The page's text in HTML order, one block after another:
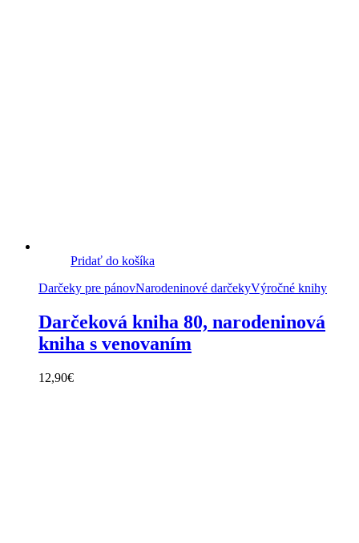
Pridať do košíka
Darčeky pre pánovNarodeninové darčekyVýročné knihy
Darčeková kniha 80, narodeninová
kniha s venovaním
12,90€